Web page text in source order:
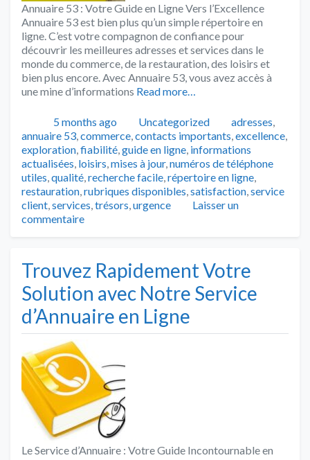
Annuaire 53 : Votre Guide en Ligne Vers l’Excellence
Annuaire 53 est bien plus qu’un simple répertoire en
ligne. C’est votre compagnon de confiance pour
découvrir les meilleures adresses et services dans le
monde du commerce, de la restauration, des loisirs et
bien plus encore. Avec Annuaire 53, vous avez accès à
une mine d’informations Read more…
Publié5 months ago Catégories
Uncategorized Tags
adresses,
annuaire 53,commerce,contacts importants,excellence,
exploration,fiabilité,guide en ligne, informations
actualisées, loisirs,mises à jour,numéros de téléphone
utiles,qualité,recherche facile,répertoire en ligne,
restauration,rubriques disponibles,satisfaction,service
client,services,trésors,urgence
Laisser un
commentaire
Trouvez Rapidement Votre
Solution avec Notre Service
d’Annuaire en Ligne
Le Service d’Annuaire : Votre Guide Incontournable en